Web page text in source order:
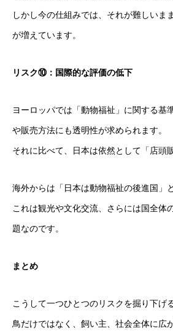
しかし今の仕組みでは、それが難しいま
が増えています。
リスク⑩：国際的な評価の低下
ヨーロッパでは「動物福祉」に関する基
や販売方法にも透明性が求められます。
それに比べて、日本は依然として「店頭
海外からは「日本は動物福祉の後進国」
これは観光や文化交流、さらには国全体
題なのです。
まとめ
こうして一つひとつのリスクを掘り下げ
鳥だけではなく、飼い主、社会全体に広